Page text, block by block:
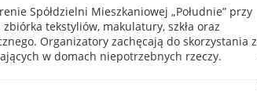
Spółdzielni Mieszkaniowej „Południe” przy
tekstyliów, makulatury, szkła oraz
Organizatory zachęcają do skorzystania z
w domach niepotrzebnych rzeczy.